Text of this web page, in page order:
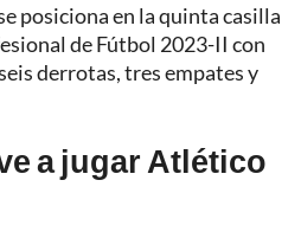
posiciona en la quinta casilla
de Fútbol 2023-II con
derrotas, tres empates y
a jugar Atlético